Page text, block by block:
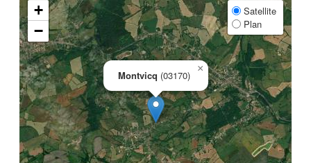
Montvicq (03170)
×
+
−
Satellite
Plan